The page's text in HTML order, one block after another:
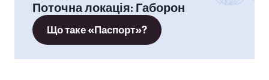
Поточна локація: Габорон
Що таке «Паспорт»?